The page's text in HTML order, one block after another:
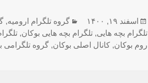
ارسال
شده
در
اسفند ۱۹, ۱۴۰۰ دسته‌ها
گروه تلگرام ارومیه,
تلگرام بچه هایی,تلگرام بچه هایی بوکان,
روم بوکان,کانال اصلی بوکان,گروه تلگرامی